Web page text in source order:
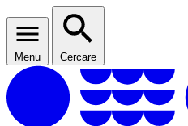
Menu Cercare